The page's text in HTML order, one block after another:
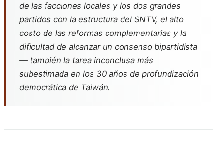
de las facciones locales y los dos grandes
partidos con la estructura del SNTV, el alto
costo de las reformas complementarias y la
dificultad de alcanzar un consenso bipartidista
— también la tarea inconclusa más
subestimada en los 30 años de profundización
democrática de Taiwán.